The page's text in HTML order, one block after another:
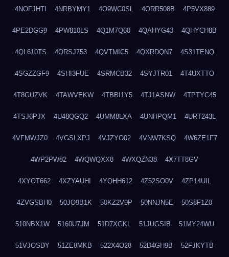
4NOFJHTI 4NRBYMY1 4O9WC0SL 4ORR508B 4P5VX889
4PE2DGG9 4PW810LS 4Q1M7Q60 4QAHYG43 4QHYCH8B
4QL610TS 4QRSJ753 4QVTMIC5 4QXRDQN7 4S31TENQ
4SGZZGF9 4SHI3FUE 4SRMCB32 4SYJTR01 4T4UXTTO
4T8GUZVK 4TAWVEKW 4TBBI1Y5 4TJ1ASNW 4TPTYC45
4TSJ6PJX 4U48QGQ2 4UMM8LXA 4UNHPQM1 4URT243L
4VFMWJZ0 4VGSLXPJ 4VJZYO02 4VNW7KSQ 4W6ZE1F7
4WP2PW82 4WQWQXX8 4WXQZN38 4X7TT8GV
4XYOT662 4XZYAUHI 4YQHH612 4Z52SO0V 4ZP14UIL
4ZVGSBH0 50JO9B1K 50KZ2V9P 50NNJN5E 50S8F1Z0
510NBX1W 5160U7JM 51D7XGKL 51JUGSIB 51MY24WU
51VJOSDY 51ZE8MKB 522X4O28 52D4GH9B 52FJKYTB